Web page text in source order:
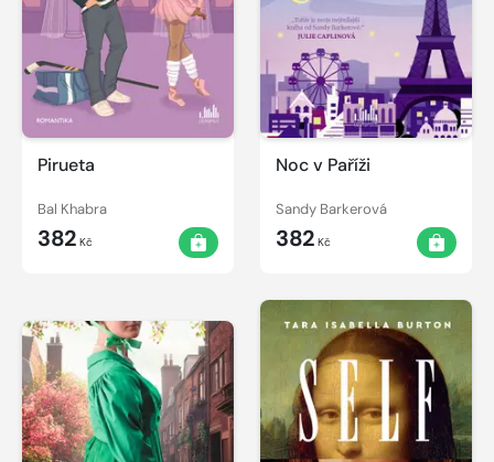
Pirueta
Bal Khabra
382 Kč
Noc v Paříži
Sandy Barkerová
382 Kč